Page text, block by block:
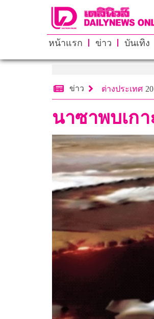
หน้าแรก ข่าว บันเทิง
ข่าว ต่างประเทศ
นาซาพบเก